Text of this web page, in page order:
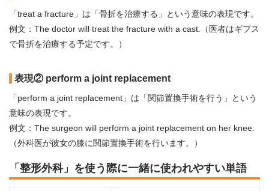
「treat a fracture」は「骨折を治療する」という意味の表現です。
例文：The doctor will treat the fracture with a cast.（医者はギプス
で骨折を治療する予定です。）
表現② perform a joint replacement
「perform a joint replacement」は「関節置換手術を行う」という
意味の表現です。
例文：The surgeon will perform a joint replacement on her knee.
（外科医が彼女の膝に関節置換手術を行います。）
「整形外科」を使う際に一緒に使われやすい単語